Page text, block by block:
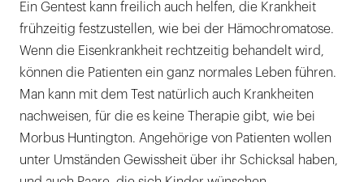
Ein Gentest kann freilich auch helfen, die Krankheit
frühzeitig festzustellen, wie bei der Hämochromatose.
Wenn die Eisenkrankheit rechtzeitig behandelt wird,
können die Patienten ein ganz normales Leben führen.
Man kann mit dem Test natürlich auch Krankheiten
nachweisen, für die es keine Therapie gibt, wie bei
Morbus Huntington. Angehörige von Patienten wollen
unter Umständen Gewissheit über ihr Schicksal haben,